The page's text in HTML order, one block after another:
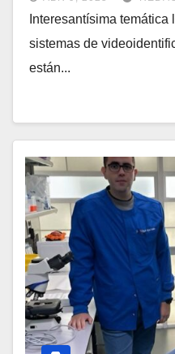
Interesantísima
sistemas de
están...